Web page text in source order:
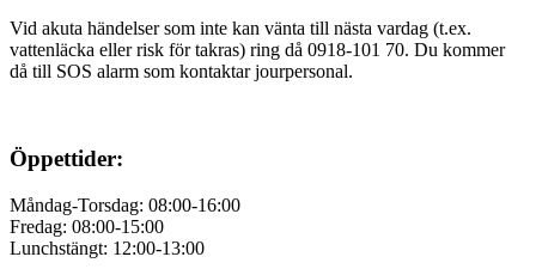
Vid akuta händelser som inte kan vänta till nästa vardag (t.ex.
vattenläcka ellerrisk för takras) ring då 0918-101 70. Du kommer
då till SOS alarm som kontaktar jourpersonal.
Öppettider:
Måndag-Torsdag: 08:00-16:00
Fredag: 08:00-15:00
Lunchstängt: 12:00-13:00